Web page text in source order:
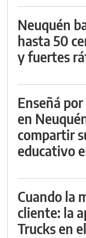
Neuquén
hasta 50
y fuertes
Enseñá
en
compartir
educativo
Cuando la
cliente: la
Trucks en